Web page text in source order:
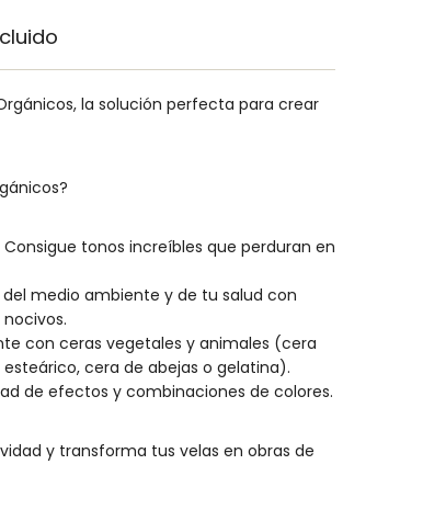
la solución perfecta para crear
tonos increíbles que perduran en
medio ambiente y de tu salud con
con ceras vegetales y animales (cera
cera de abejas o gelatina).
de efectos y combinaciones de colores.
y transforma tus velas en obras de